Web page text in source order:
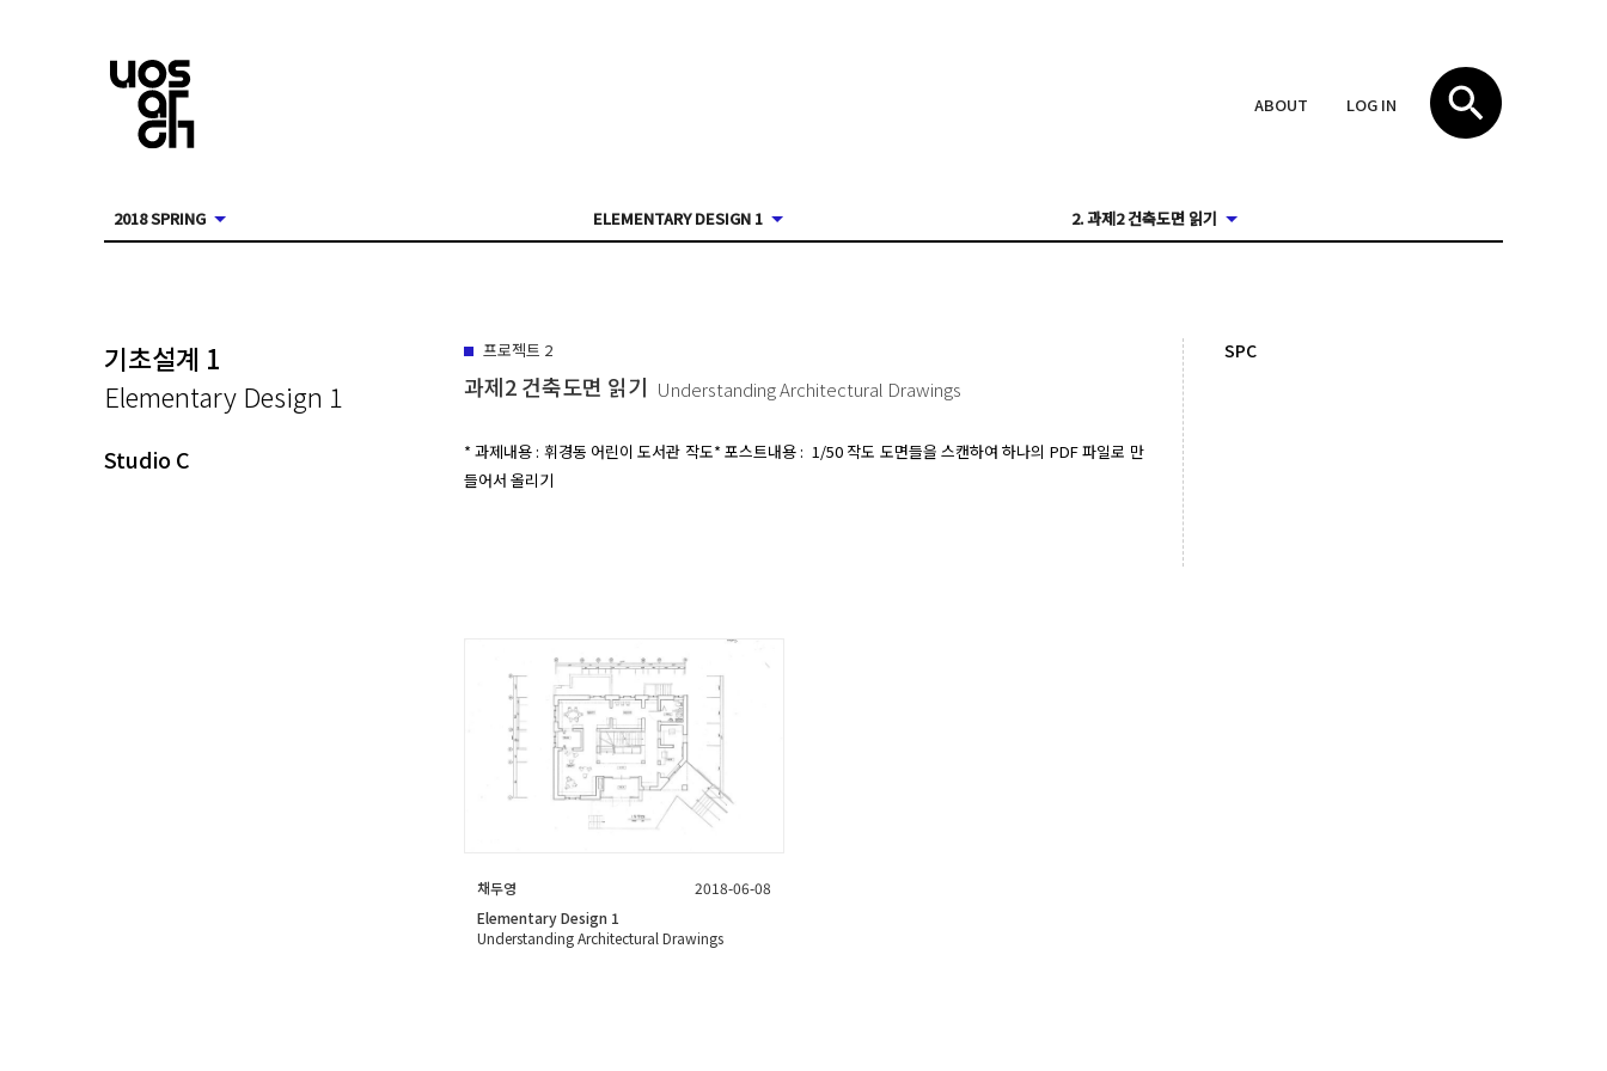
ABOUT LOG IN
2018 SPRING ELEMENTARY DESIGN 1 2. 과제2 건축도면 읽기
기초설계 1
Elementary Design 1
Studio C
프로젝트 2
과제2 건축도면 읽기 Understanding Architectural Drawings
* 과제내용 : 휘경동 어린이 도서관 작도* 포스트내용 :  1/50 작도 도면들을 스캔하여 하나의 PDF 파일로 만
들어서 올리기
SPC
채두영
2018-06-08
Elementary Design 1
Understanding Architectural Drawings